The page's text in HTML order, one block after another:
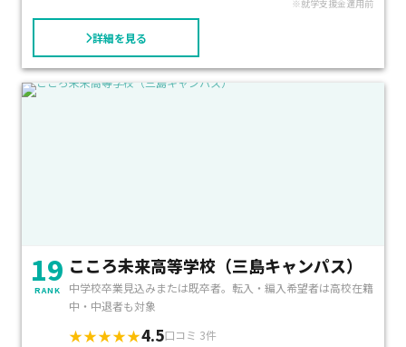
※就学支援金適用前
詳細を見る
19
RANK
こころ未来高等学校（三島キャンパス）
中学校卒業見込みまたは既卒者。転入・編入希望者は高校在籍
中・中退者も対象
★★★★★4.5口コミ 3件